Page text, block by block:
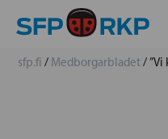
sfp.fi / Medborgarbladet/”Vi